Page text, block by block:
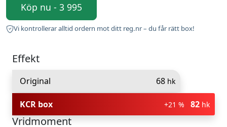
Köp nu - 3 995
Vi kontrollerar alltid ordern mot ditt reg.nr – du får rätt box!
Effekt
Original 68 hk
KCR box +21 % 82 hk
Vridmoment